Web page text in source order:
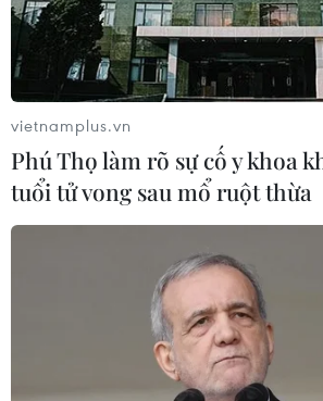
vietnamplus.vn
Phú Thọ làm rõ sự cố y khoa
tuổi tử vong sau mổ ruột thừa